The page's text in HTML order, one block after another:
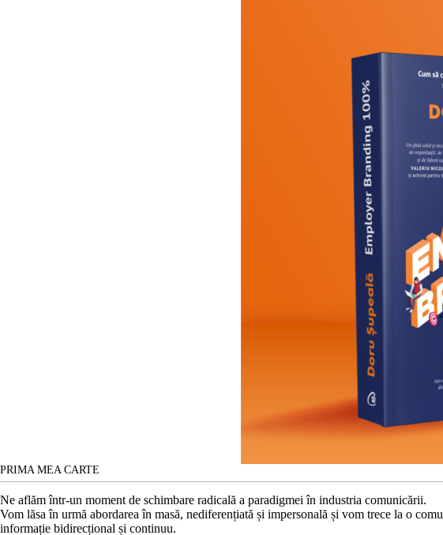
PRIMA MEA CARTE
Ne aflăm într-un moment de schimbare radicală a paradigmei în industria comunicării.
Vom lăsa în urmă abordarea în masă, nediferențiată și impersonală și vom trece la o
informație bidirecțional și continuu.